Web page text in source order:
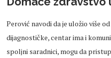
Perović navodi da je uložio više
dijagnostičke, centar ima i
spoljni saradnici, mogu da